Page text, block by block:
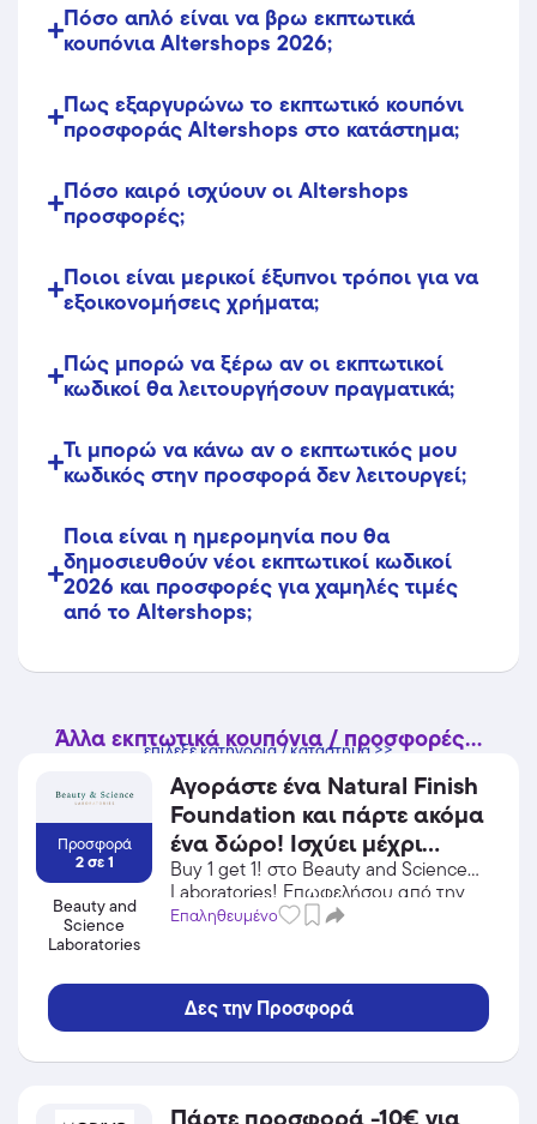
Πόσο απλό είναι να βρω εκπτωτικά
κουπόνια Altershops 2026;
Πως εξαργυρώνω το εκπτωτικό κουπόνι
προσφοράς Altershops στο κατάστημα;
Πόσο καιρό ισχύουν οι Altershops
προσφορές;
Ποιοι είναι μερικοί έξυπνοι τρόποι για να
εξοικονομήσεις χρήματα;
Πώς μπορώ να ξέρω αν οι εκπτωτικοί
κωδικοί θα λειτουργήσουν πραγματικά;
Τι μπορώ να κάνω αν ο εκπτωτικός μου
κωδικός στην προσφορά δεν λειτουργεί;
Ποια είναι η ημερομηνία που θα
δημοσιευθούν νέοι εκπτωτικοί κωδικοί
2026 και προσφορές για χαμηλές τιμές
από το Altershops;
Άλλα εκπτωτικά κουπόνια / προσφορές...
επίλεξε κατηγορία / κατάστημα >>
Προσφορά
2 σε 1
Beauty and
Science
Laboratories
Αγοράστε ένα Natural Finish
Foundation και πάρτε ακόμα
ένα δώρο! Ισχύει μέχρι
εξαντλήσεως των
αποθεμάτων.
Buy 1 get 1! στο Beauty and Science
Laboratories! Επωφελήσου από την
προσφορά σε Προσωπική Φροντίδα /
εκπτώσεις!
Επαληθευμένο
Δες την Προσφορά